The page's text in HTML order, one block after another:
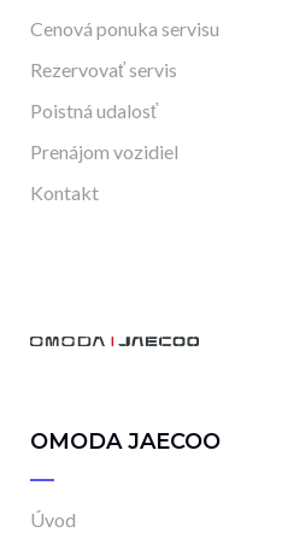
Cenová ponuka servisu
Rezervovať servis
Poistná udalosť
Prenájom vozidiel
Kontakt
OMODA JAECOO
Úvod